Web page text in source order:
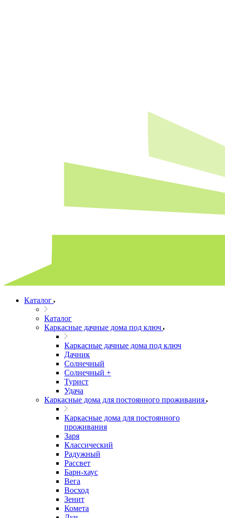
Каталог
Каталог
Каркасные дачные дома под ключ
Каркасные дачные дома под ключ
Дачник
Солнечный
Солнечный +
Турист
Удача
Каркасные дома для постоянного проживания
Каркасные дома для постоянного
проживания
Заря
Классический
Радужный
Рассвет
Барн-хаус
Вега
Восход
Зенит
Комета